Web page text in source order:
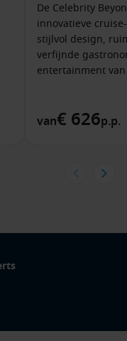
De Celebrity
innovatieve
stijlvol design,
verfijnde
entertainment
van€ 626p.p.